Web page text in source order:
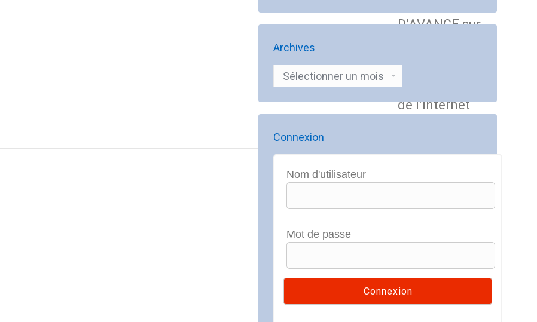
D’AVANCE sur
artificielle et
de l’Internet
Archives
Archives
Connexion
Nom d'utilisateur
Mot de passe